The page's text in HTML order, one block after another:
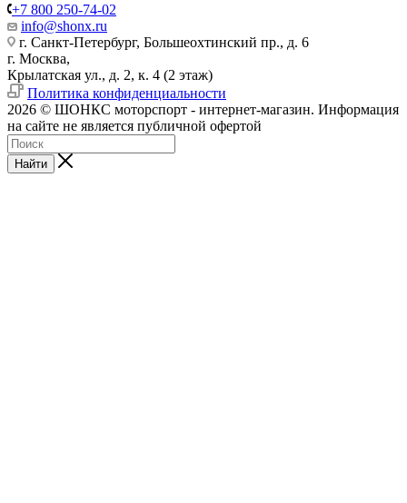
+7 800 250-74-02
info@shonx.ru
г. Санкт-Петербург, Большеохтинский пр., д. 6
г. Москва,
Крылатская ул., д. 2, к. 4 (2 этаж)
Политика конфиденциальности
2026 © ШОНКС моторспорт - интернет-магазин. Информация
на сайте не является публичной офертой
Найти